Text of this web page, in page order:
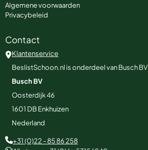
Algemene voorwaarden
Privacybeleid
Contact
Klantenservice
BeslistSchoon.nl is onderdeel van Busch BV
Busch BV
Oosterdijk 46
1601 DBEnkhuizen
Nederland
+31 (0)22 - 85 86 258